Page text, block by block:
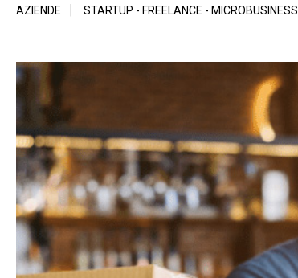
AZIENDE STARTUP - FREELANCE - MICROBUSINESS